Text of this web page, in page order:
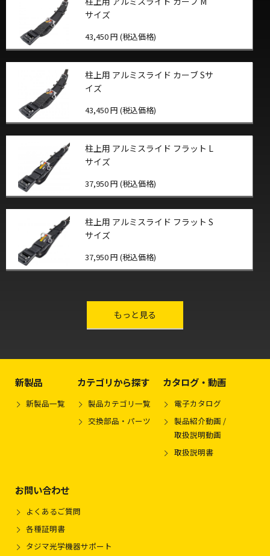
サイズ
43,450 円 (税込価格)
柱上用 アルミスライド カーブ Sサ
イズ
43,450 円 (税込価格)
柱上用 アルミスライド フラット L
サイズ
37,950 円 (税込価格)
柱上用 アルミスライド フラット S
サイズ
37,950 円 (税込価格)
もっと見る
新製品
新製品一覧
カテゴリから探す
製品カテゴリ一覧
交換部品・パーツ
カタログ・動画
電子カタログ
製品紹介動画 /
取扱説明動画
取扱説明書
お問い合わせ
よくあるご質問
各種証明書
タジマ光学機器サポート